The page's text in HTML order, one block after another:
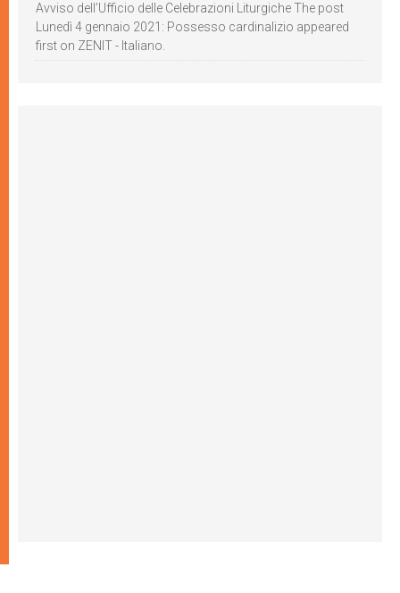
Avviso dell’Ufficio delle Celebrazioni Liturgiche The post
Lunedì 4 gennaio 2021: Possesso cardinalizio appeared
first on ZENIT - Italiano.